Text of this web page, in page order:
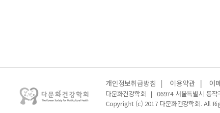
개인정보취급방침 | 이용약관 | 이
다문화건강학회 | 06974 서울특별시 동
Copyright (c) 2017 다문화건강학회. All